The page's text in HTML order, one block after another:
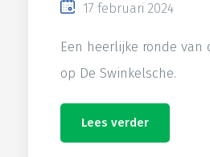
17 februari 2024
Een heerlijke ronde
op De Swinkelsche.
Lees verder